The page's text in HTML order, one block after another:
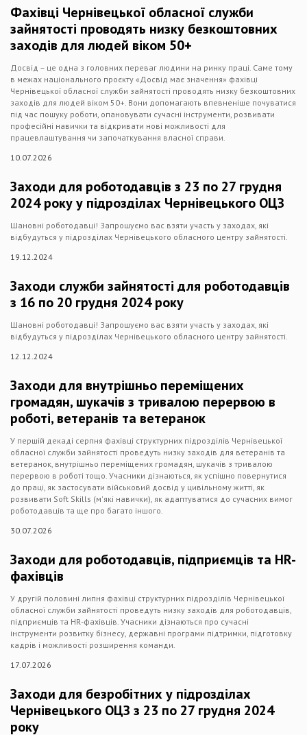
Фахівці Чернівецької обласної служби
зайнятості проводять низку безкоштовних
заходів для людей віком 50+
Досвід – це одна з головних переваг людини на ринку праці. Саме тому
в межах національного проєкту «Досвід має значення» фахівці
Чернівецької обласної служби зайнятості проводять низку безкоштовних
заходів для людей віком 50+. Вони допомагають впевненіше почуватися
під час пошуку роботи, опановувати сучасні інструменти, розвивати
професійні навички та відкривати нові можливості для
працевлаштування чи започаткування власної справи.
10.07.2026
Заходи для роботодавців з 23 по 27 грудня
2024 року у підрозділах Чернівецького ОЦЗ
Шановні роботодавці! Запрошуємо вас взяти участь у заходах, які
відбудуться у підрозділах Чернівецького обласного центру зайнятості.
19.12.2024
Заходи служби зайнятості для роботодавців
з 16 по 20 грудня 2024 року
Шановні роботодавці! Запрошуємо вас взяти участь у заходах, які
відбудуться у підрозділах Чернівецького обласного центру зайнятості.
12.12.2024
Заходи для внутрішньо переміщених
громадян, шукачів з тривалою перервою в
роботі, ветеранів та ветеранок
У першій декаді серпня фахівці структурних підрозділів Чернівецької
обласної служби зайнятості проведуть низку заходів для ветеранів та
ветеранок, внутрішньо переміщених громадян, шукачів з тривалою
перервою в роботі тощо. Учасники дізнаються, як успішно повернутися
до праці, як застосувати військовий досвід у цивільному житті, як
розвивати Soft Skills (м'які навички), як адаптуватися до сучасних вимог
роботодавців та ще про багато іншого.
30.07.2026
Заходи для роботодавців, підприємців та HR-
фахівців
У другій половині липня фахівці структурних підрозділів Чернівецької
обласної служби зайнятості проведуть низку заходів для роботодавців,
підприємців та HR-фахівців. Учасники дізнаються про сучасні
інструменти розвитку бізнесу, державні програми підтримки, підготовку
кадрів і можливості розширення команди.
17.07.2026
Заходи для безробітних у підрозділах
Чернівецького ОЦЗ з 23 по 27 грудня 2024
року